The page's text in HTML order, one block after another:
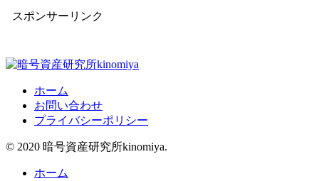
スポンサーリンク
ホーム
お問い合わせ
プライバシーポリシー
© 2020 暗号資産研究所kinomiya.
ホーム